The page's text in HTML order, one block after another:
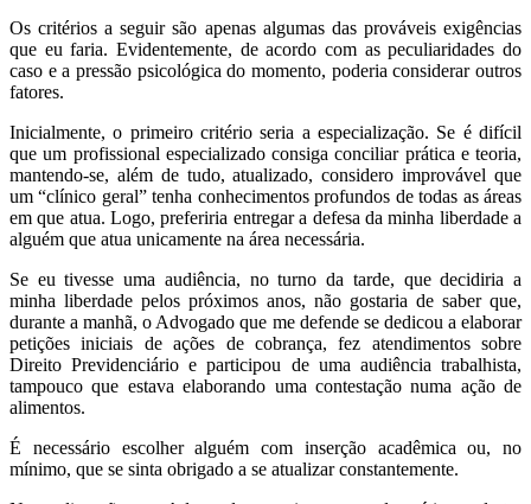
Os critérios a seguir são apenas algumas das prováveis exigências
que eu faria. Evidentemente, de acordo com as peculiaridades do
caso e a pressão psicológica do momento, poderia considerar outros
fatores.
Inicialmente, o primeiro critério seria a especialização. Se é difícil
que um profissional especializado consiga conciliar prática e teoria,
mantendo-se, além de tudo, atualizado, considero improvável que
um “clínico geral” tenha conhecimentos profundos de todas as áreas
em que atua. Logo, preferiria entregar a defesa da minha liberdade a
alguém que atua unicamente na área necessária.
Se eu tivesse uma audiência, no turno da tarde, que decidiria a
minha liberdade pelos próximos anos, não gostaria de saber que,
durante a manhã, o Advogado que me defende se dedicou a elaborar
petições iniciais de ações de cobrança, fez atendimentos sobre
Direito Previdenciário e participou de uma audiência trabalhista,
tampouco que estava elaborando uma contestação numa ação de
alimentos.
É necessário escolher alguém com inserção acadêmica ou, no
mínimo, que se sinta obrigado a se atualizar constantemente.